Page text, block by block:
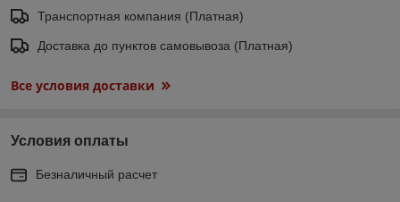
Транспортная компания (Платная)
Доставка до пунктов самовывоза (Платная)
Все условия доставки
Условия оплаты
Безналичный расчет